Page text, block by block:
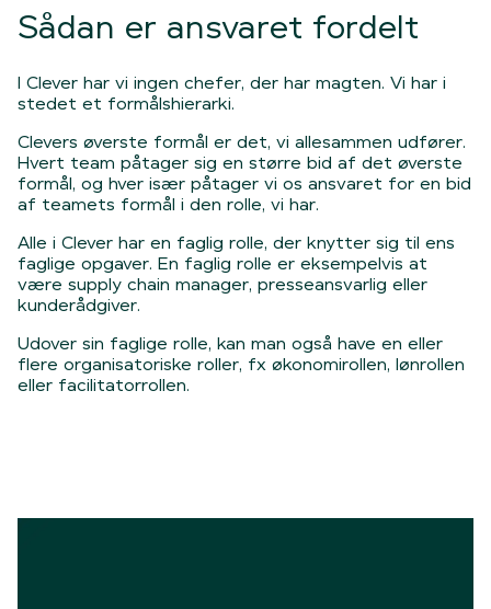
Sådan er ansvaret fordelt
I Clever har vi ingen chefer, der har magten. Vi har i
stedet et formålshierarki.
Clevers øverste formål er det, vi allesammen udfører.
Hvert team påtager sig en større bid af det øverste
formål, og hver især påtager vi os ansvaret for en bid
af teamets formål i den rolle, vi har.
Alle i Clever har en faglig rolle, der knytter sig til ens
faglige opgaver. En faglig rolle er eksempelvis at
være supply chain manager, presseansvarlig eller
kunderådgiver.
Udover sin faglige rolle, kan man også have en eller
flere organisatoriske roller, fx økonomirollen, lønrollen
eller facilitatorrollen.